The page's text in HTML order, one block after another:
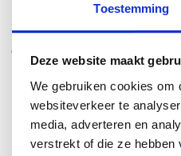
Toestemming
Deze website maakt
We gebruiken cookies om
websiteverkeer te
media, adverteren en
verstrekt of die ze hebben
€ 11,95
€ 9,56
Mini
6 Op